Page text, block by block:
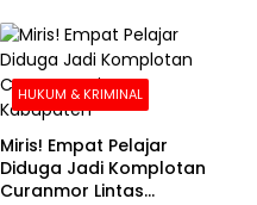
HUKUM & KRIMINAL
Miris! Empat Pelajar
Diduga Jadi Komplotan
Curanmor Lintas